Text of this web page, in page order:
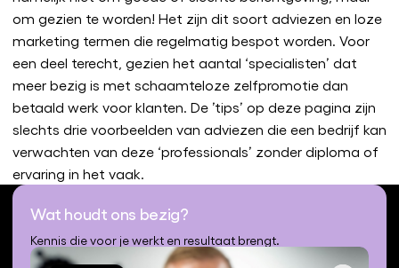
om gezien te worden! Het zijn dit soort adviezen en loze
marketing termen die regelmatig bespot worden. Voor
een deel terecht, gezien het aantal ‘specialisten’ dat
meer bezig is met schaamteloze zelfpromotie dan
betaald werk voor klanten. De ’tips’ op deze pagina zijn
slechts drie voorbeelden van adviezen die een bedrijf kan
verwachten van deze ‘professionals’ zonder diploma of
ervaring in het vaak.
Wat houdt ons bezig?
Kennis die voor je werkt en resultaat brengt.